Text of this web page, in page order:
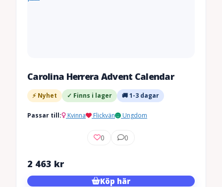
Carolina Herrera Advent Calendar
⚡ Nyhet ✓ Finns i lager 🚚 1-3 dagar
Passar till: Kvinna Flickvän Ungdom
0 0
2 463 kr
Köp här